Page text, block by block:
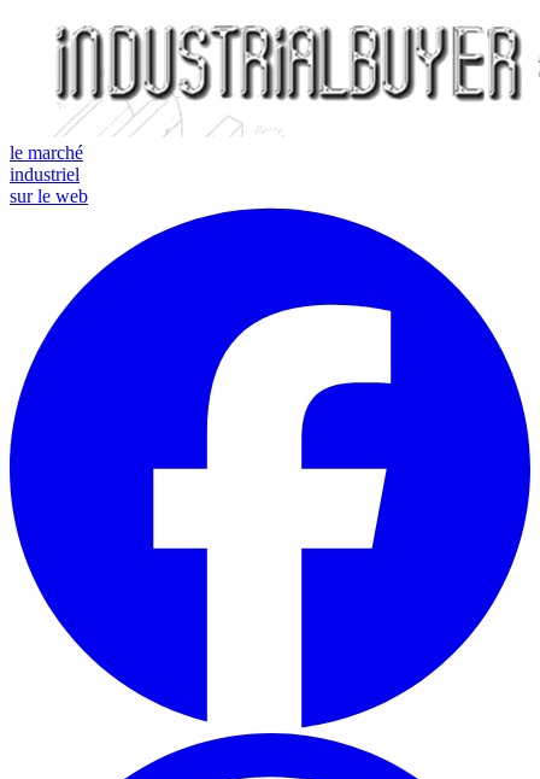
le marché
industriel
sur le web